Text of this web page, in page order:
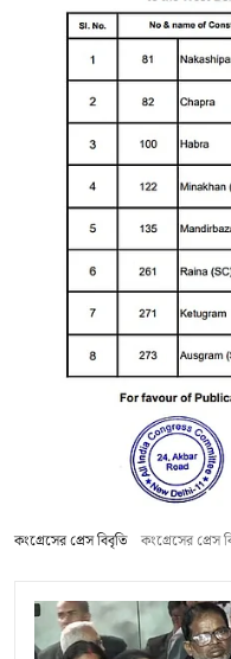
কংগ্রেসের প্রেস বিবৃতি কংগ্রেসের প্রেস